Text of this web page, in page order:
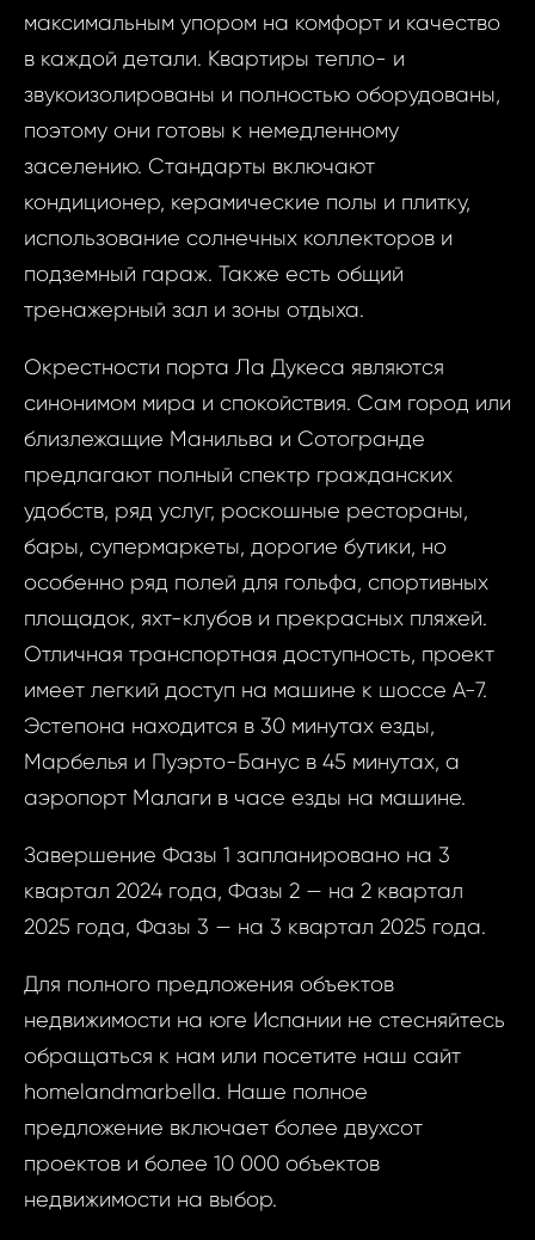
максимальным упором на комфорт и качество
в каждой детали. Квартиры тепло- и
звукоизолированы и полностью оборудованы,
поэтому они готовы к немедленному
заселению. Стандарты включают
кондиционер, керамические полы и плитку,
использование солнечных коллекторов и
подземный гараж. Также есть общий
тренажерный зал и зоны отдыха.
Окрестности порта Ла Дукеса являются
синонимом мира и спокойствия. Сам город или
близлежащие Манильва и Сотогранде
предлагают полный спектр гражданских
удобств, ряд услуг, роскошные рестораны,
бары, супермаркеты, дорогие бутики, но
особенно ряд полей для гольфа, спортивных
площадок, яхт-клубов и прекрасных пляжей.
Отличная транспортная доступность, проект
имеет легкий доступ на машине к шоссе А-7.
Эстепона находится в 30 минутах езды,
Марбелья и Пуэрто-Банус в 45 минутах, а
аэропорт Малаги в часе езды на машине.
Завершение Фазы 1 запланировано на 3
квартал 2024 года, Фазы 2 — на 2 квартал
2025 года, Фазы 3 — на 3 квартал 2025 года.
Для полного предложения объектов
недвижимости на юге Испании не стесняйтесь
обращаться к нам или посетите наш сайт
homelandmarbella. Наше полное
предложение включает более двухсот
проектов и более 10 000 объектов
недвижимости на выбор.
Квартиры
Дукеса
в Ла-